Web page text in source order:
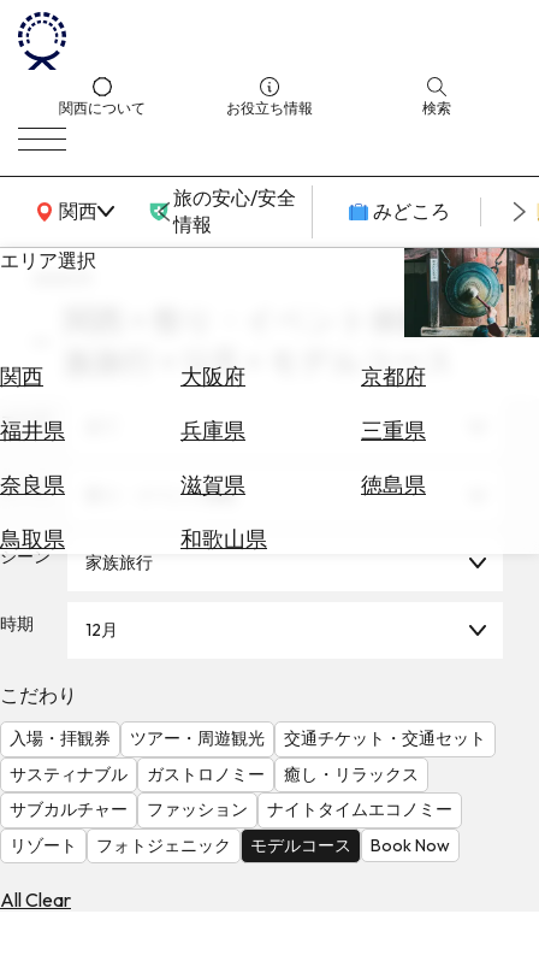
関西について お役立ち情報 検索
関西
関西広域MAP
旅の安心/安全
情報
みどころ
エリア選択
関西 大阪府
京都府
福井県
兵庫県
三重県
奈良県
滋賀県
徳島県
鳥取県
和歌山県
エ
券
テ
を
る
気
を
見
る
search
関西 × 祭り・イベント体験 × 家
族旅行 × 12月 × モデルコース
エリア
テーマ 祭り・イベント体験
シーン 家族旅行
時期 12月
こだわり
入場・拝観券 ツアー・周遊観光
交通チケット・交通セット
サスティナブル
ガストロノミー
癒し・リラックス
サブカルチャー
ファッション
ナイトタイムエコノミー
リゾート
フォトジェニック モデルコース Book Now
All Clear